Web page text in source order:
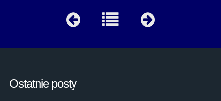
Ostatnie posty